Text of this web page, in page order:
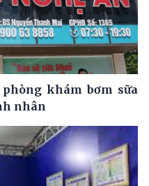
khám bơm sữa
nhân